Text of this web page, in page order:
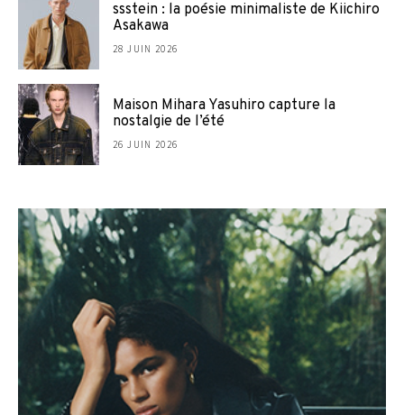
ssstein : la poésie minimaliste de Kiichiro
Asakawa
28 JUIN 2026
Maison Mihara Yasuhiro capture la
nostalgie de l’été
26 JUIN 2026